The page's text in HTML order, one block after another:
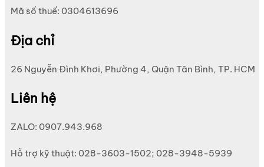
Mã số thuế: 0304613696
Địa chỉ
26 Nguyễn Đình Khơi, Phường 4, Quận Tân Bình, TP. HCM
Liên hệ
ZALO: 0907.943.968
Hỗ trợ kỹ thuật: 028-3603-1502; 028-3948-5939